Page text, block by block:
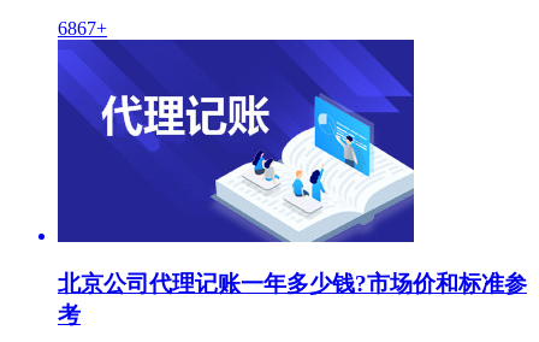
6867+
北京公司代理记账一年多少钱?市场价和标准参
考